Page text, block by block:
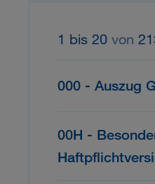
1 bis 20 von
000 - Auszug
00H -